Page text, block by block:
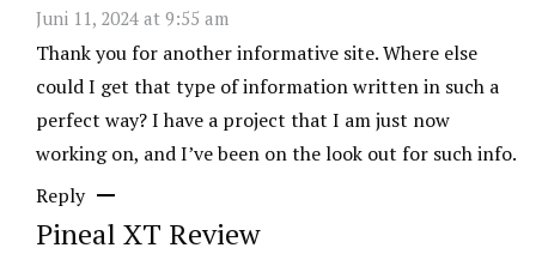
Juni 11, 2024 at 9:55 am
Thank you for another informative site. Where else
could I get that type of information written in such a
perfect way? I have a project that I am just now
working on, and I’ve been on the look out for such info.
Reply
Pineal XT Review